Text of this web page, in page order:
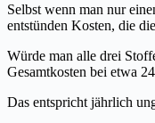
Selbst wenn man nur
entstünden Kosten, die
Würde man alle drei
Gesamtkosten bei etwa
Das entspricht jährlich